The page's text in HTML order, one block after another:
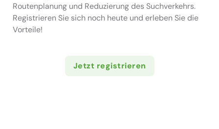
Routenplanung und Reduzierung des Suchverkehrs.
Registrieren Sie sich noch heute und erleben Sie die
Vorteile!
Jetzt registrieren